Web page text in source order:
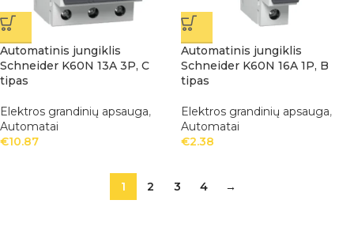
Automatinis jungiklis
Schneider K60N 13A 3P, C
tipas
Elektros grandinių apsauga,
Automatai
€10.87
Automatinis jungiklis
Schneider K60N 16A 1P, B
tipas
Elektros grandinių apsauga,
Automatai
€2.38
1 2 3 4 →